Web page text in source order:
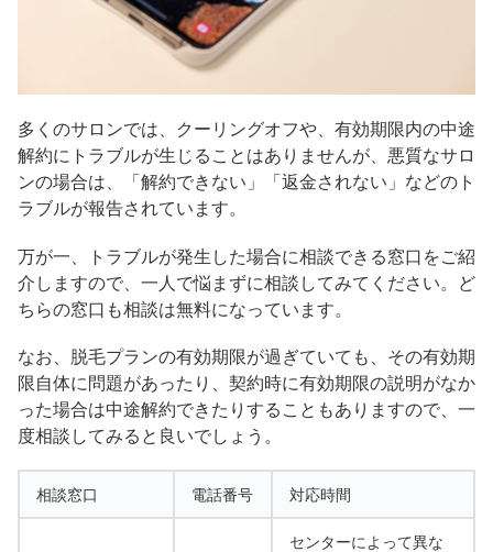
多くのサロンでは、クーリングオフや、有効期限内の中途
解約にトラブルが生じることはありませんが、悪質なサロ
ンの場合は、「解約できない」「返金されない」などのト
ラブルが報告されています。
万が一、トラブルが発生した場合に相談できる窓口をご紹
介しますので、一人で悩まずに相談してみてください。ど
ちらの窓口も相談は無料になっています。
なお、脱毛プランの有効期限が過ぎていても、その有効期
限自体に問題があったり、契約時に有効期限の説明がなか
った場合は中途解約できたりすることもありますので、一
度相談してみると良いでしょう。
相談窓口 電話番号 対応時間
センターによって異な